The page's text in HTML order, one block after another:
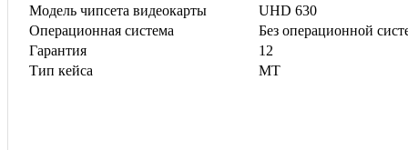
Модель чипсета видеокарты
UHD 630
Операционная система
Без операционной
Гарантия
12
Тип кейса
MT